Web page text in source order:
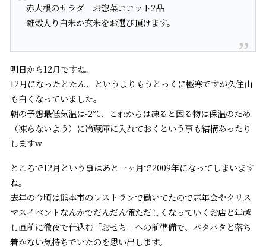
赤大根のサラダ お惣菜ココット2品
雑穀入り白米か玄米をお選び頂けます。
明日から12月ですね。
12月になったとたん、というよりもうとっくに極寒ですが久住山
も白くなっていました。
朝の予想最低気温は-2℃、これからは凍ると困る物は保温のため
（凍らないよう）に冷蔵庫に入れておくという事も結構あったり
しますw
ところで12月という事はあと一ヶ月で2009年になってしまいます
ね。
去年の今頃は熊本市のレストランで働いてたので忘年会やクリス
マスイベントなんかでだんだん慌ただしくなっていくお店と年越
し直前に徹夜で仕込む「おせち」への前準備で、バタバタと落ち
着かない気持ちでいたのを思い出します。